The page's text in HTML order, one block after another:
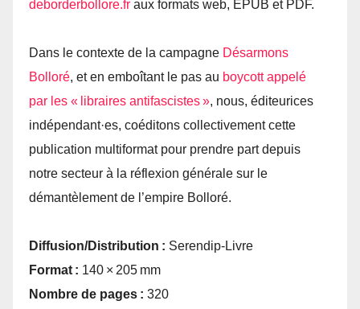
deborderbollore.​fr aux formats web, EPUB et PDF.
Dans le contexte de la campagne Désarmons
Bolloré, et en emboîtant le pas au boycott appelé
par les « libraires antifascistes », nous, éditeurices
indépendant·es, coéditons collectivement cette
publication multiformat pour prendre part depuis
notre secteur à la réflexion générale sur le
démantèlement de l’empire Bolloré.
Diffusion/Distribution : Serendip-Livre
Format : 140 × 205 mm
Nombre de pages : 320